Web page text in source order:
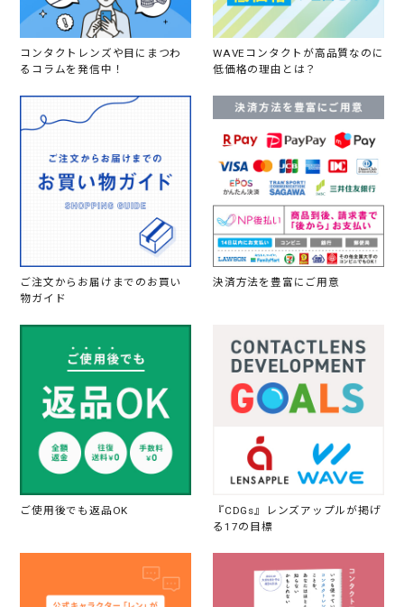
コンタクトレンズや目にまつわ
るコラムを発信中！
WAVEコンタクトが高品質なのに
低価格の理由とは？
ご注文からお届けまでのお買い
物ガイド
決済方法を豊富にご用意
ご使用後でも返品OK
『CDGs』レンズアップルが掲げ
る17の目標